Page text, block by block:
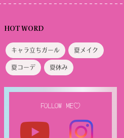
HOT WORD
キャラ立ちガール 夏メイク
夏コーデ 夏休み
FOLLOW ME♡